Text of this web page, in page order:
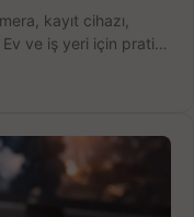
kayıt cihazı,
Ev ve iş yeri için pratik